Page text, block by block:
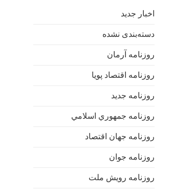
اخبار جدید
دسته‌بندی نشده
روزنامه آرمان
روزنامه اقتصاد پویا
روزنامه جدید
روزنامه جمهوري اسلامي
روزنامه جهان اقتصاد
روزنامه جوان
روزنامه رویش ملت